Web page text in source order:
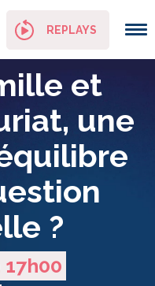
REPLAYS
et
une
?
17h00